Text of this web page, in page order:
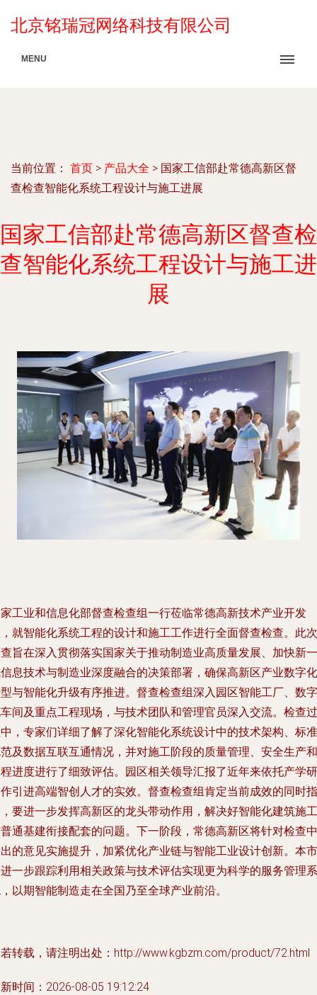
北京铭瑞冠网络科技有限公司
MENU
当前位置： 首页 > 产品大全 > 国家工信部赴常德高新区督
查检查智能化系统工程设计与施工进展
国家工信部赴常德高新区督查检
查智能化系统工程设计与施工进
展
工业和信息化部督查检查组一行莅临常德高新技术产业开发
就智能化系统工程的设计和施工工作进行全面督查检查。此次
旨在深入贯彻落实国家关于推动制造业高质量发展、加快新一
息技术与制造业深度融合的决策部署，确保高新区产业数字化
与智能化升级有序推进。督查检查组深入园区智能工厂、数字
间及重点工程现场，与技术团队和管理官员深入交流。检查过
，专家们详细了解了深化智能化系统设计中的技术架构、标准
及数据互联互通情况，并对施工阶段的质量管理、安全生产和
进度进行了细致评估。园区相关领导汇报了近年来依托产学研
引进高端智创人才的实效。督查检查组肯定当前成效的同时指
要进一步发挥高新区的龙头带动作用，解决好智能化建筑施工
通基建衔接配套的问题。下一阶段，常德高新区将针对检查中
的意见实施提升，加紧优化产业链与智能工业设计创新。本市
一步跟踪利用相关政策与技术评估实现更为科学的服务管理系
以期智能制造走在全国乃至全球产业前沿。
转载，请注明出处：http://www.kgbzm.com/product/72.html
时间：2026-08-05 19:12:24